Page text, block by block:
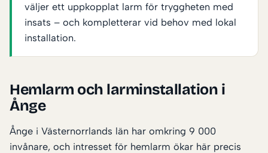
väljer ett uppkopplat larm för tryggheten med
insats – och kompletterar vid behov med lokal
installation.
Hemlarm och larminstallation i
Ånge
Ånge i Västernorrlands län har omkring 9 000
invånare, och intresset för hemlarm ökar här precis